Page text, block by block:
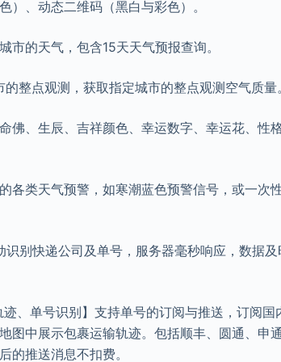
）、动态二维码（黑白与彩色）。
市的天气，包含15天天气预报查询。
整点观测，获取指定城市的整点观测空气质量
佛、生辰、吉祥颜色、幸运数字、幸运花、性
各类天气预警，如寒潮蓝色预警信号，或一次
别快递公司及单号，服务器毫秒响应，数据及
、单号识别】支持单号的订阅与推送，订阅国
图中展示包裹运输轨迹。包括顺丰、圆通、申通
的推送消息不扣费。